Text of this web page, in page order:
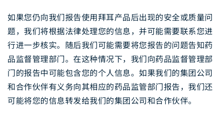
如果您仍向我们报告使用拜耳产品后出现的安全或质量问
题，我们将根据法律处理您的信息，并可能需要联系您进
行进一步核实。随后我们可能需要将您报告的问题告知药
品监督管理部门。在这种情况下，我们向药品监督管理部
门的报告中可能包含您的个人信息。如果我们的集团公司
和合作伙伴有义务向其相应的药品监管部门报告，我们还
可能将您的信息转发给我们的集团公司和合作伙伴。